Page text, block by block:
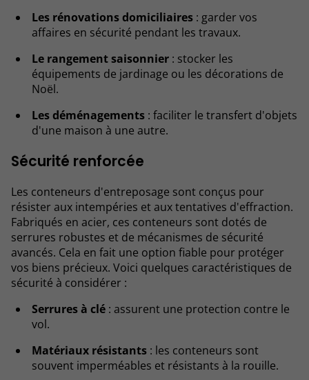
Les rénovations domiciliaires: garder vos
affaires en sécurité pendant les travaux.
Le rangement saisonnier: stocker les
équipements de jardinage ou les décorations de
Noël.
Les déménagements: faciliter le transfert d'objets
d'une maison à une autre.
Sécurité renforcée
Les conteneurs d'entreposage sont conçus pour
résister aux intempéries et aux tentatives d'effraction.
Fabriqués en acier, ces conteneurs sont dotés de
serrures robustes et de mécanismes de sécurité
avancés. Cela en fait une option fiable pour protéger
vos biens précieux. Voici quelques caractéristiques de
sécurité à considérer :
Serrures à clé: assurent une protection contre le
vol.
Matériaux résistants: les conteneurs sont
souvent imperméables et résistants à la rouille.